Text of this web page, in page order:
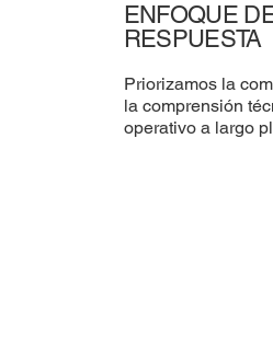
ENFOQUE
RESPUESTA
Priorizamos la
la comprensión
operativo a largo